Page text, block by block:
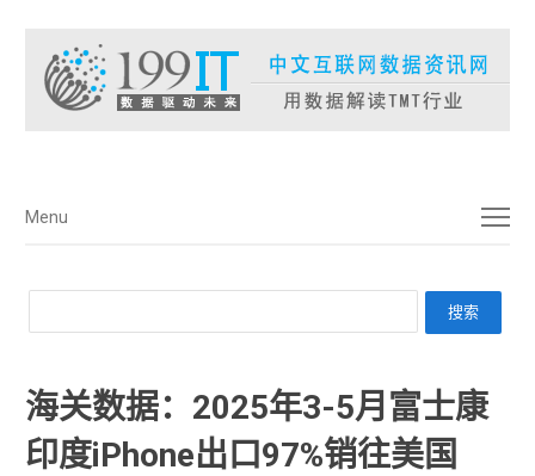
菜单
Menu
海关数据：2025年3-5月富士康
印度iPhone出口97%销往美国